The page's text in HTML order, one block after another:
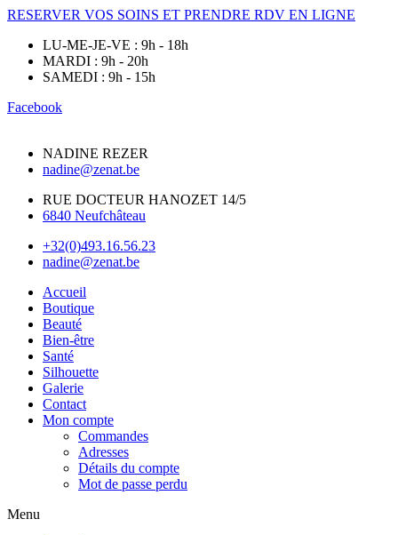
RESERVER VOS SOINS ET PRENDRE RDV EN LIGNE
LU-ME-JE-VE : 9h - 18h
MARDI : 9h - 20h
SAMEDI : 9h - 15h
Facebook
NADINE REZER
nadine@zenat.be
RUE DOCTEUR HANOZET 14/5
6840 Neufchâteau
+32(0)493.16.56.23
nadine@zenat.be
Accueil
Boutique
Beauté
Bien-être
Santé
Silhouette
Galerie
Contact
Mon compte
Commandes
Adresses
Détails du compte
Mot de passe perdu
Menu